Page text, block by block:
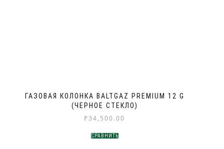
ГАЗОВАЯ КОЛОНКА BALTGAZ PREMIUM 12 G
(ЧЕРНОЕ СТЕКЛО)
Р 34,500.00
СРАВНИТЬ